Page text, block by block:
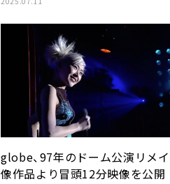
globe、97年のドーム公演リメ
像作品より冒頭12分映像を公開